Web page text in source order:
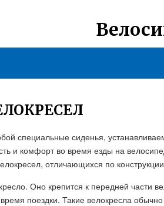
специальные сиденья,
и комфорт во время езды на
отличающихся по
Оно крепится к передней части
поездки. Такие велокресла